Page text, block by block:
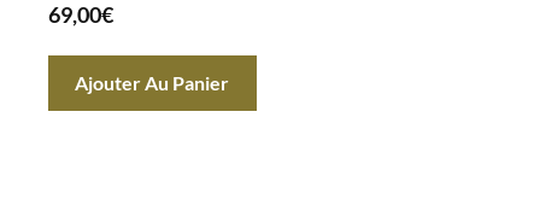
69,00€
Ajouter Au Panier